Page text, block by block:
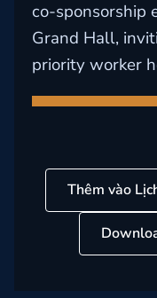
co-sponsorship
Grand Hall,
priority worker
Thêm vào